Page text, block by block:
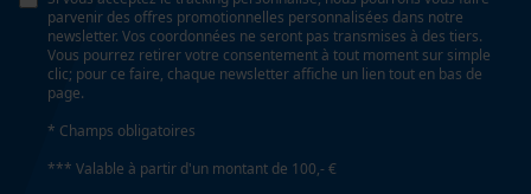
parvenir des offres promotionnelles personnalisées dans notre
newsletter. Vos coordonnées ne seront pas transmises à des tiers.
Vous pourrez retirer votre consentement à tout moment sur simple
clic; pour ce faire, chaque newsletter affiche un lien tout en bas de
page.
* Champs obligatoires
*** Valable à partir d'un montant de 100,- €
Google Global Site Tag
Microsoft Advertising Universal
Event Tracking